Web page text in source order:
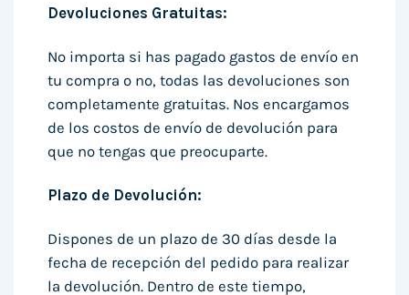
Devoluciones Gratuitas:
No importa si has pagado gastos de envío en
tu compra o no, todas las devoluciones son
completamente gratuitas. Nos encargamos
de los costos de envío de devolución para
que no tengas que preocuparte.
Plazo de Devolución:
Dispones de un plazo de 30 días desde la
fecha de recepción del pedido para realizar
la devolución. Dentro de este tiempo,